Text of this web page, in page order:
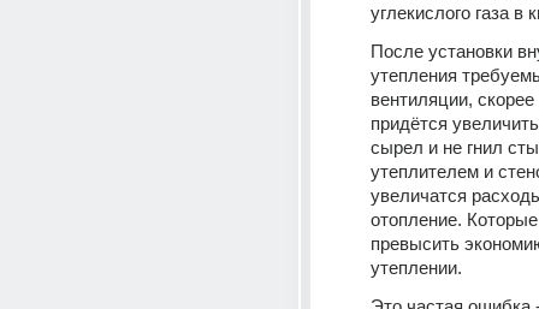
углекислого газа в
После установки
утепления
вентиляции, скорее
придётся
сырел и не гнил
утеплителем и
увеличатся
отопление.
превысить
утеплении.